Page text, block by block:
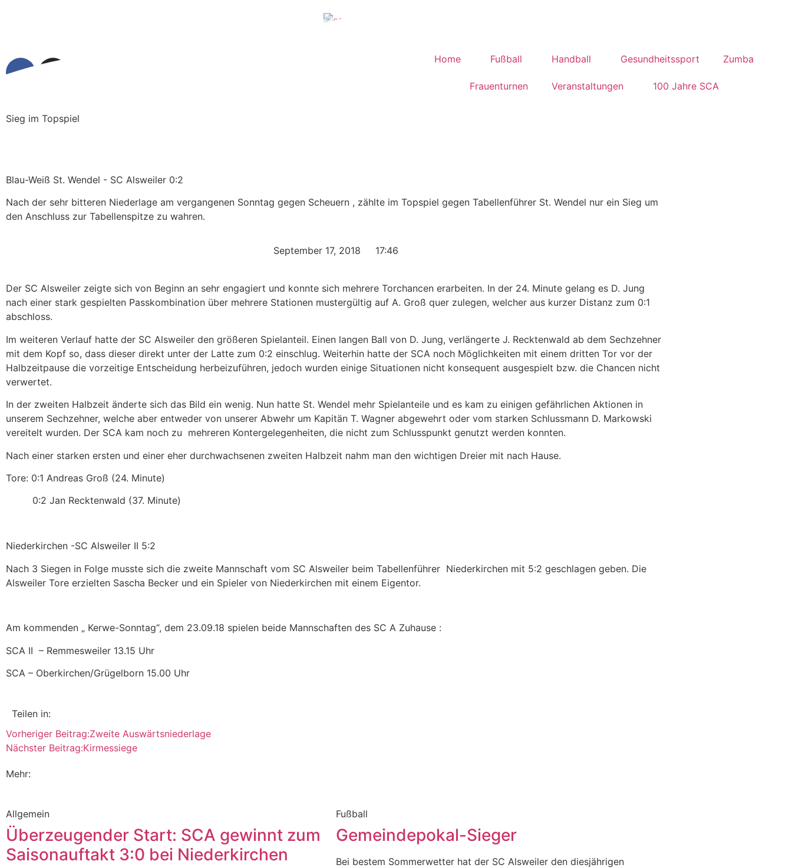
Home Fußball Handball Gesundheitssport Zumba
Frauenturnen Veranstaltungen 100 Jahre SCA
Sieg im Topspiel
Blau-Weiß St. Wendel - SC Alsweiler 0:2
Nach der sehr bitteren Niederlage am vergangenen Sonntag gegen Scheuern , zählte im Topspiel gegen Tabellenführer St. Wendel nur ein Sieg um
den Anschluss zur Tabellenspitze zu wahren.
September 17, 2018 17:46
Der SC Alsweiler zeigte sich von Beginn an sehr engagiert und konnte sich mehrere Torchancen erarbeiten. In der 24. Minute gelang es D. Jung
nach einer stark gespielten Passkombination über mehrere Stationen mustergültig auf A. Groß quer zulegen, welcher aus kurzer Distanz zum 0:1
abschloss.
Im weiteren Verlauf hatte der SC Alsweiler den größeren Spielanteil. Einen langen Ball von D. Jung, verlängerte J. Recktenwald ab dem Sechzehner
mit dem Kopf so, dass dieser direkt unter der Latte zum 0:2 einschlug. Weiterhin hatte der SCA noch Möglichkeiten mit einem dritten Tor vor der
Halbzeitpause die vorzeitige Entscheidung herbeizuführen, jedoch wurden einige Situationen nicht konsequent ausgespielt bzw. die Chancen nicht
verwertet.
In der zweiten Halbzeit änderte sich das Bild ein wenig. Nun hatte St. Wendel mehr Spielanteile und es kam zu einigen gefährlichen Aktionen in
unserem Sechzehner, welche aber entweder von unserer Abwehr um Kapitän T. Wagner abgewehrt oder vom starken Schlussmann D. Markowski
vereitelt wurden. Der SCA kam noch zu mehreren Kontergelegenheiten, die nicht zum Schlusspunkt genutzt werden konnten.
Nach einer starken ersten und einer eher durchwachsenen zweiten Halbzeit nahm man den wichtigen Dreier mit nach Hause.
Tore: 0:1 Andreas Groß (24. Minute)
0:2 Jan Recktenwald (37. Minute)
Niederkirchen -SC Alsweiler II 5:2
Nach 3 Siegen in Folge musste sich die zweite Mannschaft vom SC Alsweiler beim Tabellenführer Niederkirchen mit 5:2 geschlagen geben. Die
Alsweiler Tore erzielten Sascha Becker und ein Spieler von Niederkirchen mit einem Eigentor.
Am kommenden „ Kerwe-Sonntag“, dem 23.09.18 spielen beide Mannschaften des SC A Zuhause :
SCA II – Remmesweiler 13.15 Uhr
SCA – Oberkirchen/Grügelborn 15.00 Uhr
Teilen in:
Vorheriger Beitrag:Zweite Auswärtsniederlage
Nächster Beitrag:Kirmessiege
Mehr:
Allgemein
Überzeugender Start: SCA gewinnt zum
Saisonauftakt 3:0 bei Niederkirchen
Fußball
Gemeindepokal-Sieger
Bei bestem Sommerwetter hat der SC Alsweiler den diesjährigen